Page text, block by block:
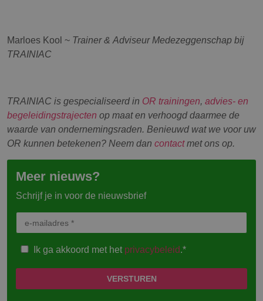
Marloes Kool ~ Trainer & Adviseur Medezeggenschap bij
TRAINIAC
TRAINIAC is gespecialiseerd in OR trainingen, advies- en
begeleidingstrajecten op maat en verhoogd daarmee de
waarde van ondernemingsraden. Benieuwd wat we voor uw
OR kunnen betekenen? Neem dan contactmet ons op.
Meer nieuws?
Schrijf je in voor de nieuwsbrief
Ik ga akkoord met hetprivacybeleid.*